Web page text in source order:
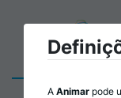
A Animar pode